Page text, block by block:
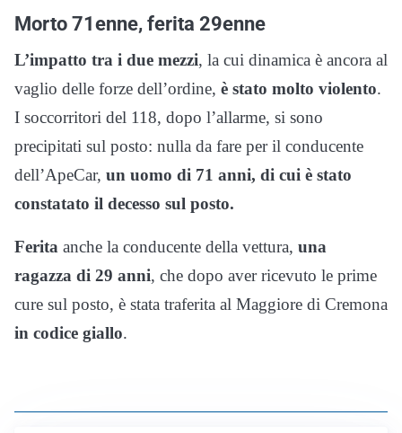
Morto 71enne, ferita 29enne
L’impatto tra i due mezzi, la cui dinamica è ancora al
vaglio delle forze dell’ordine, è stato molto violento.
I soccorritori del 118, dopo l’allarme, si sono
precipitati sul posto: nulla da fare per il conducente
dell’ApeCar, un uomo di 71 anni, di cui è stato
constatato il decesso sul posto.
Ferita anche la conducente della vettura, una
ragazza di 29 anni, che dopo aver ricevuto le prime
cure sul posto, è stata traferita al Maggiore di Cremona
in codice giallo.